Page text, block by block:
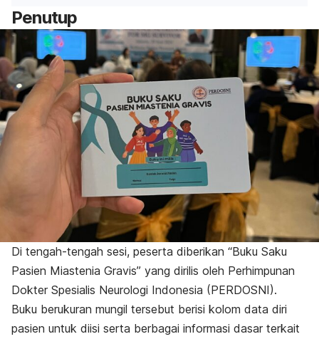
Penutup
Di tengah-tengah sesi, peserta diberikan “Buku Saku
Pasien Miastenia Gravis” yang dirilis oleh Perhimpunan
Dokter Spesialis Neurologi Indonesia (PERDOSNI).
Buku berukuran mungil tersebut berisi kolom data diri
pasien untuk diisi serta berbagai informasi dasar terkait